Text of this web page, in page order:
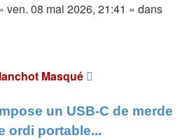
ven. 08 mai 2026, 21:41 » dans
Masqué
un USB-C de merde
ordi portable...